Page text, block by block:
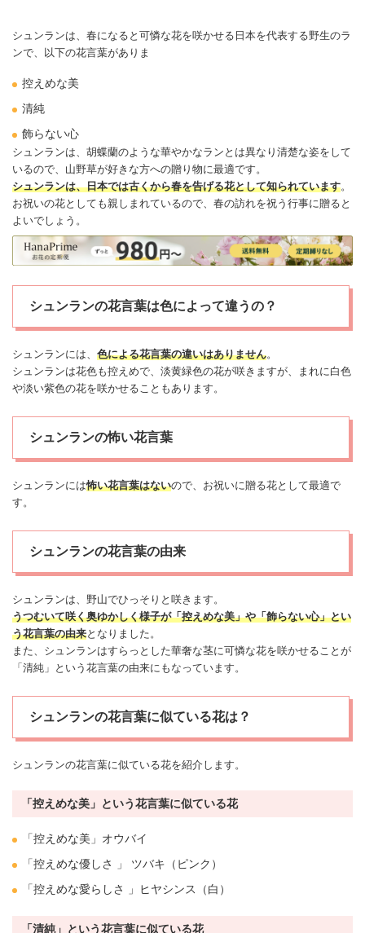
シュンランは、春になると可憐な花を咲かせる日本を代表する野生のラ
ンで、以下の花言葉がありま
控えめな美
清純
飾らない心
シュンランは、 胡蝶蘭のような華やかなランとは異なり清楚な姿をして
いるので、山野草が好きな方への贈り物に最適です。
シュンランは、日本では古くから春を告げる花として知られています。
お祝いの花としても親しまれているので、春の訪れを祝う行事に贈ると
よいでしょう。
シュンランの花言葉は色によって違うの？
シュンランには、 色による花言葉の違いはありません。
シュンランは花色も控えめで、淡黄緑色の花が咲きますが、まれに白色
や淡い紫色の花を咲かせることもあります。
シュンランの怖い花言葉
シュンランには怖い花言葉はないので、お祝いに贈る花として最適で
す。
シュンランの花言葉の由来
シュンランは、野山でひっそりと咲きます。
うつむいて咲く奥ゆかしく様子が「控えめな美」や「飾らない心」とい
う花言葉の由来となりました。
また、シュンランはすらっとした華奢な茎に可憐な花を咲かせることが
「清純」という花言葉の由来にもなっています。
シュンランの花言葉に似ている花は？
シュンランの花言葉に似ている花を紹介します。
「控えめな美」という花言葉に似ている花
「控えめな美」オウバイ
「控えめな優しさ 」 ツバキ （ピンク）
「控えめな愛らしさ 」
ヒヤシンス （白）
「清純」という花言葉に似ている花